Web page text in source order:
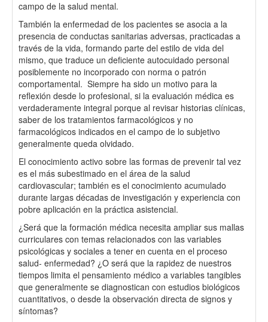
campo de la salud mental.
También la enfermedad de los pacientes se asocia a la
presencia de conductas sanitarias adversas, practicadas a
través de la vida, formando parte del estilo de vida del
mismo, que traduce un deficiente autocuidado personal
posiblemente no incorporado con norma o patrón
comportamental. Siempre ha sido un motivo para la
reflexión desde lo profesional, si la evaluación médica es
verdaderamente integral porque al revisar historias clínicas,
saber de los tratamientos farmacológicos y no
farmacológicos indicados en el campo de lo subjetivo
generalmente queda olvidado.
El conocimiento activo sobre las formas de prevenir tal vez
es el más subestimado en el área de la salud
cardiovascular; también es el conocimiento acumulado
durante largas décadas de investigación y experiencia con
pobre aplicación en la práctica asistencial.
¿Será que la formación médica necesita ampliar sus mallas
curriculares con temas relacionados con las variables
psicológicas y sociales a tener en cuenta en el proceso
salud- enfermedad? ¿O será que la rapidez de nuestros
tiempos limita el pensamiento médico a variables tangibles
que generalmente se diagnostican con estudios biológicos
cuantitativos, o desde la observación directa de signos y
síntomas?